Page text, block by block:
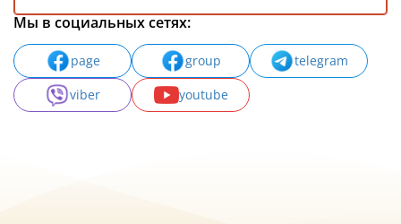
Мы в социальных сетях:
page group
telegram
viber
youtube